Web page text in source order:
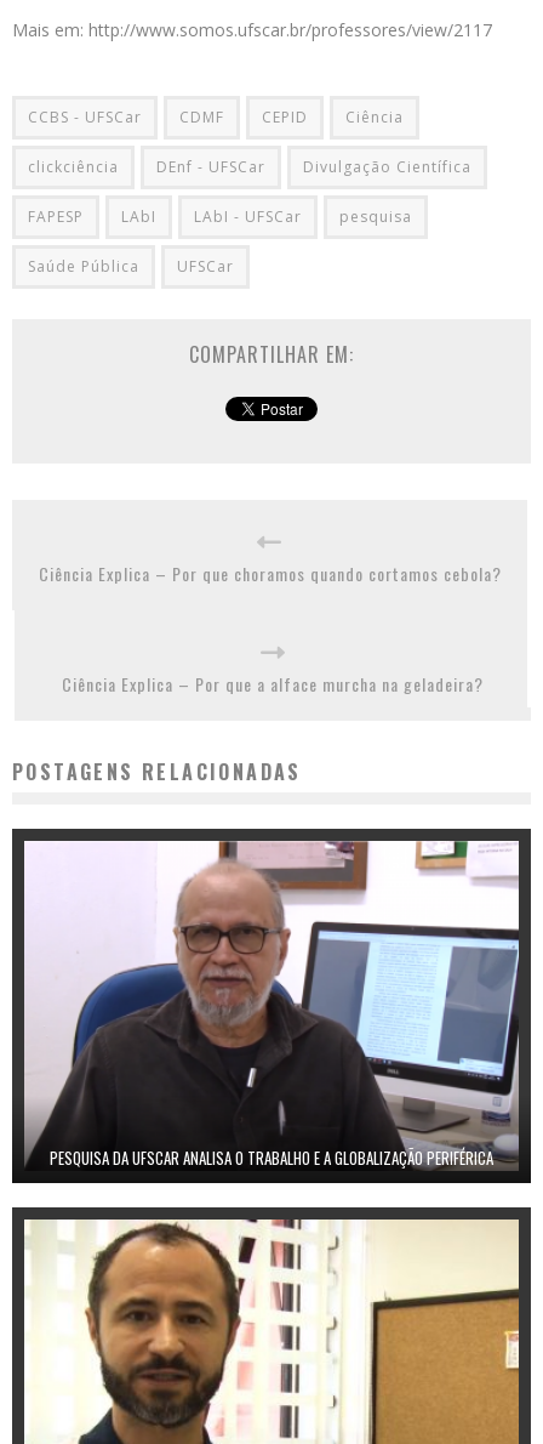
Mais em: http://www.somos.ufscar.br/professores/view/2117
CCBS - UFSCar CDMF CEPID Ciência
clickciência DEnf - UFSCar Divulgação Científica
FAPESP LAbI LAbI - UFSCar pesquisa
Saúde Pública UFSCar
COMPARTILHAR EM:
Ciência Explica – Por que choramos quando cortamos cebola?
Ciência Explica – Por que a alface murcha na geladeira?
POSTAGENS RELACIONADAS
PESQUISA DA UFSCAR ANALISA O TRABALHO E A GLOBALIZAÇÃO PERIFÉRICA